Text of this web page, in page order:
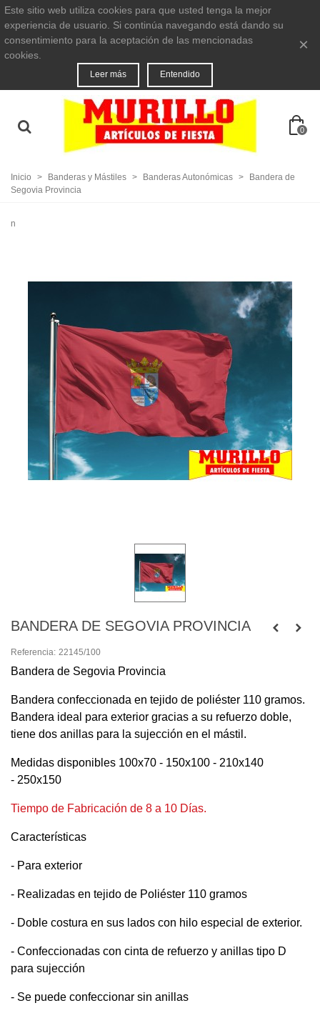
Este sitio web utiliza cookies para que usted tenga la mejor
experiencia de usuario. Si continúa navegando está dando su
consentimiento para la aceptación de las mencionadas
cookies.
Leer más Entendido
×
0
Inicio > Banderas y Mástiles > Banderas Autonómicas >
Bandera de
Segovia Provincia
n
BANDERA DE SEGOVIA PROVINCIA
Referencia: 22145/100
Bandera de Segovia Provincia
Bandera confeccionada en tejido de poliéster 110 gramos.
Bandera ideal para exterior gracias a su refuerzo doble,
tiene dos anillas para la sujección en el mástil.
Medidas disponibles 100x70 - 150x100 - 210x140
- 250x150
Tiempo de Fabricación de 8 a 10 Días.
Características
- Para exterior
- Realizadas en tejido de Poliéster 110 gramos
- Doble costura en sus lados con hilo especial de exterior.
- Confeccionadas con cinta de refuerzo y anillas tipo D
para sujección
- Se puede confeccionar sin anillas